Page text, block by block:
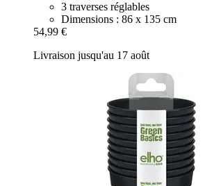
3 traverses réglables
Dimensions : 86 x 135 cm
54,99 €
Livraison jusqu'au 17 août